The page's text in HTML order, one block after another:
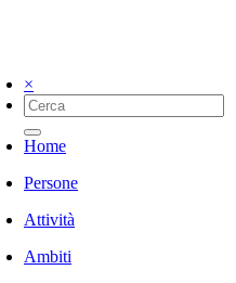
×
Home
Persone
Attività
Ambiti